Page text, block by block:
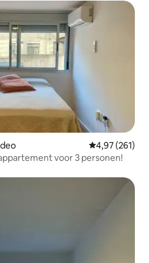
Gemiddelde
4,97 (261)
voor 3 personen!